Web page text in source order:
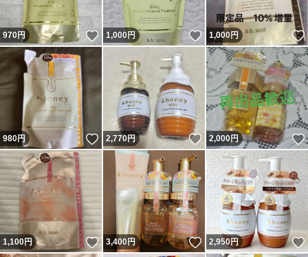
970円 いいね！
1,000円 いいね！
1,000円
980円 いいね！
2,770円 いいね！
2,000円
1,100円 いいね！
3,400円 いいね！
2,950円